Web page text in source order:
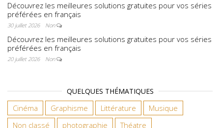
Découvrez les meilleures solutions gratuites pour vos séries
préférées en français
30 juillet 2026 Non
Découvrez les meilleures solutions gratuites pour vos séries
préférées en français
20 juillet 2026 Non
QUELQUES THÉMATIQUES
Cinéma Graphisme Littérature
Musique
Non classé
photographie Théatre